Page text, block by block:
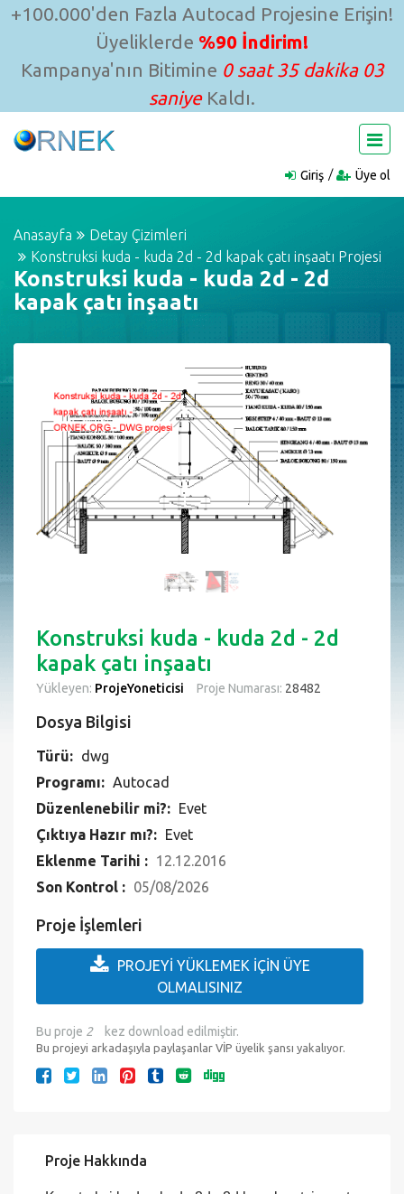
+100.000'den Fazla Autocad Projesine Erişin!
Üyeliklerde %90 İndirim!
Kampanya'nın Bitimine 0 saat 35 dakika 02
saniyeKaldı.
Giriş Üye ol
Anasayfa
Detay Çizimleri
Konstruksi kuda - kuda 2d - 2d kapak çatı inşaatı Projesi
Konstruksi kuda - kuda 2d - 2d
kapak çatı inşaatı
Konstruksi kuda - kuda 2d - 2d
kapak çatı inşaatı
Yükleyen:ProjeYoneticisi
Dosya Bilgisi
Türü: dwg
Programı: Autocad
Düzenlenebilir mi?: Evet
Çıktıya Hazır mı?: Evet
Eklenme Tarihi : 12.12.2016
Son Kontrol :
Proje İşlemleri
PROJEYİ YÜKLEMEK İÇİN ÜYE
Bu proje kez download edilmiştir.
Bu projeyi arkadaşıyla paylaşanlar VİP üyelik şansı yakalıyor.